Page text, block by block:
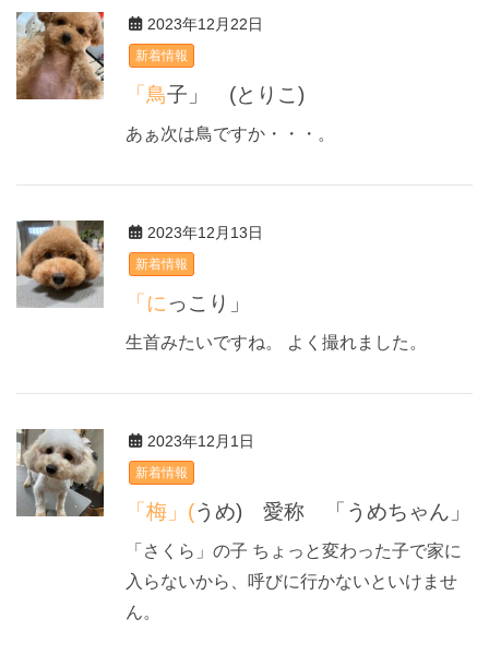
2023年12月22日
新着情報
「鳥子」 (とりこ)
あぁ次は鳥ですか・・・。
2023年12月13日
新着情報
「にっこり」
生首みたいですね。 よく撮れました。
2023年12月1日
新着情報
「梅」(うめ) 愛称 「うめちゃん」
「さくら」の子 ちょっと変わった子で家に
入らないから、呼びに行かないといけませ
ん。